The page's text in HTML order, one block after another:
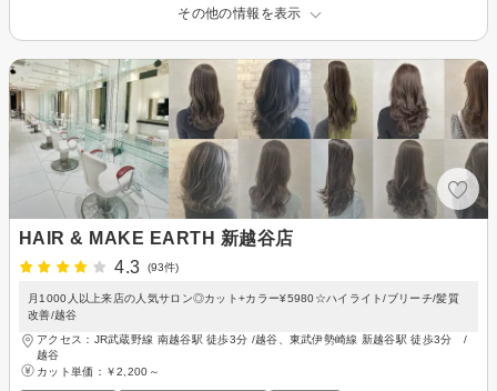
その他の情報を表示
HAIR & MAKE EARTH 新越谷店
4.3
(93件)
月1000人以上来店の人気サロン◎カット+カラー¥5980☆ハイライト/ブリーチ/髪質
改善/越谷
アクセス：JR武蔵野線 南越谷駅 徒歩3分 /越谷、東武伊勢崎線 新越谷駅 徒歩3分 /
越谷
カット単価： ￥2,200～